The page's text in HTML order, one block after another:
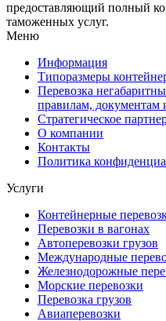
предоставляющий полный
таможенных услуг.
Меню
Информация
Типоразмеры
Перевозка
правилам, документам
Стратегическое
О компании
Контакты
Политика
Услуги
Контейнерные
Перевозки в вагонах
Автоперевозки грузов
Международные
Железнодорожные
Морские перевозки
Перевозка грузов
Авиаперевозки